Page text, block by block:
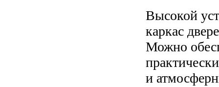
Высокой
каркас
Можно
и